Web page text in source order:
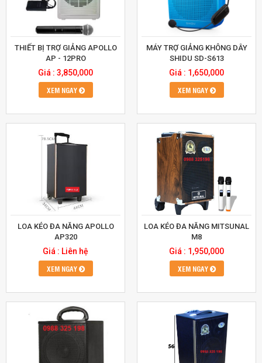
THIẾT BỊ TRỢ GIẢNG APOLLO
AP - 12PRO
Giá : 3,850,000
XEM NGAY
MÁY TRỢ GIẢNG KHÔNG DÂY
SHIDU SD-S613
Giá : 1,650,000
XEM NGAY
LOA KÉO ĐA NĂNG APOLLO
AP320
Giá : Liên hệ
XEM NGAY
LOA KÉO ĐA NĂNG MITSUNAL
M8
Giá : 1,950,000
XEM NGAY